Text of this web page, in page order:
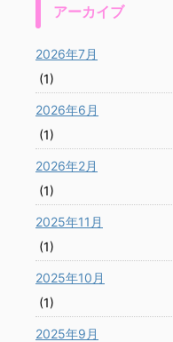
アーカイブ
2026年7月
(1)
2026年6月
(1)
2026年2月
(1)
2025年11月
(1)
2025年10月
(1)
2025年9月